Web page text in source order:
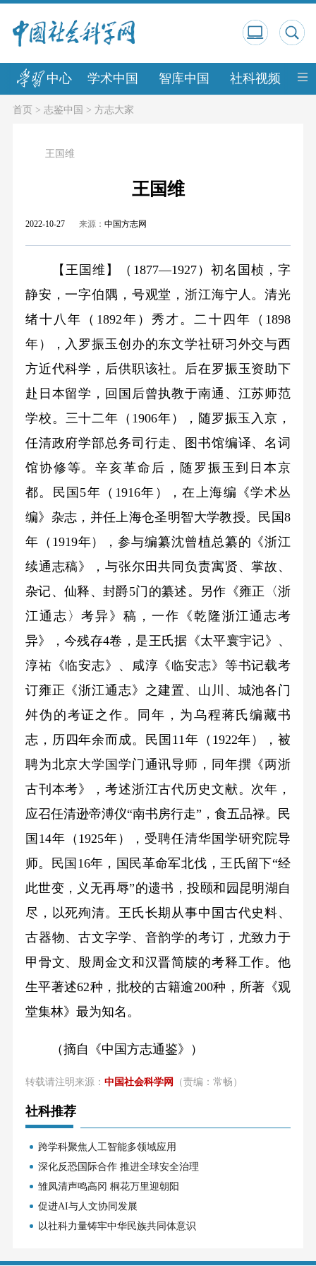
中心 学术中国 智库中国 社科视频 中
首页> 志鉴中国 > 方志大家
王国维
王国维
2022-10-27 来源： 中国方志网
【王国维】 （1877—1927） 初名国桢，字
静安，一字伯隅，号观堂，浙江海宁人。清光
绪十八年
（1892年 ）秀才。二十四年
（1898
年 ）
，入罗振玉创办的东文学社研习外交与西
方近代科学，后供职该社。后在罗振玉资助下
赴日本留学，回国后曾执教于南通、江苏师范
学校。三十二年 （1906年 ）
，随罗振玉入京，
任清政府学部总务司行走、图书馆编译、名词
馆协修等。辛亥革命后，随罗振玉到日本京
都。民国 5年 （1916年 ）
，在上海编《学术丛
编》杂志，并任上海仓圣明智大学教授。民国8
年 （1919年）
，参与编纂沈曾植总纂的《浙江
续通志稿》，与张尔田共同负责寓贤、掌故、
杂记、仙释、封爵5门的纂述。另作《雍正〈浙
江通志〉考异》稿，一作《乾隆浙江通志考
异》，今残存4卷，是王氏据《太平寰宇记》、
淳祐《临安志》、咸淳《临安志》等书记载考
订雍正《浙江通志》之建置、山川、城池各门
舛伪的考证之作。同年，为乌程蒋氏编藏书
志，历四年余而成。民国 11年 （1922年 ）
，被
聘为北京大学国学门通讯导师，同年撰《两浙
古刊本考》，考述浙江古代历史文献。次年，
应召任清逊帝溥仪“南书房行走”，食五品禄。民
国 14年 （1925年 ）
，受聘任清华国学研究院导
师。民国 16年，国民革命军北伐，王氏留下“经
此世变，义无再辱”的遗书，投颐和园昆明湖自
尽，以死殉清。王氏长期从事中国古代史料、
古器物、古文字学、音韵学的考订，尤致力于
甲骨文、殷周金文和汉晋简牍的考释工作。他
生平著述62种，批校的古籍逾200种，所著《观
堂集林》最为知名。
（摘自《中国方志通鉴》）
转载请注明来源： 中国社会科学网 （责编：常畅）
社科推荐
跨学科聚焦人工智能多领域应用
深化反恐国际合作 推进全球安全治理
雏凤清声鸣高冈 桐花万里迎朝阳
促进AI与人文协同发展
以社科力量铸牢中华民族共同体意识